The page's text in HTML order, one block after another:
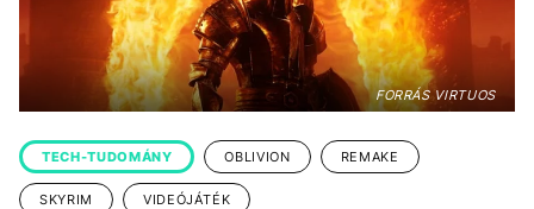
FORRÁS VIRTUOS
TECH-TUDOMÁNY OBLIVION REMAKE
SKYRIM VIDEÓJÁTÉK